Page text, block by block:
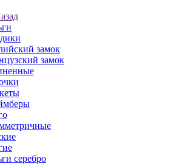
замок
замок
серебро